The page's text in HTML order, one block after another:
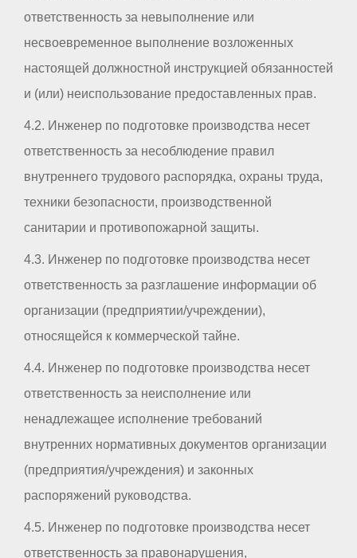
ответственность за невыполнение или
несвоевременное выполнение возложенных
настоящей должностной инструкцией обязанностей
и (или) неиспользование предоставленных прав.
4.2. Инженер по подготовке производства несет
ответственность за несоблюдение правил
внутреннего трудового распорядка, охраны труда,
техники безопасности, производственной
санитарии и противопожарной защиты.
4.3. Инженер по подготовке производства несет
ответственность за разглашение информации об
организации (предприятии/учреждении),
относящейся к коммерческой тайне.
4.4. Инженер по подготовке производства несет
ответственность за неисполнение или
ненадлежащее исполнение требований
внутренних нормативных документов организации
(предприятия/учреждения) и законных
распоряжений руководства.
4.5. Инженер по подготовке производства несет
ответственность за правонарушения,